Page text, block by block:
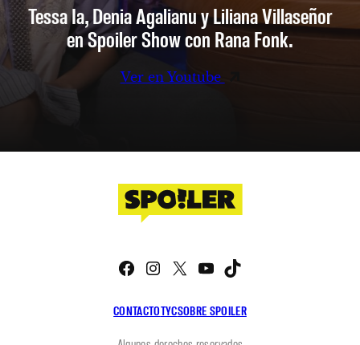
Tessa Ia, Denia Agalianu y Liliana Villaseñor
en Spoiler Show con Rana Fonk.
Ver en Youtube
CONTACTOTYCSOBRE SPOILER
Facebook
Instagram
X YouTube